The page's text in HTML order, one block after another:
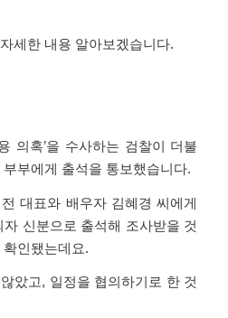
세한 내용 알아보겠습니다.
의혹’을 수사하는 검찰이 더불
부에게 출석을 통보했습니다.
대표와 배우자 김혜경 씨에게
신분으로 출석해 조사받을 것
인됐는데요.
았고, 일정을 협의하기로 한 것